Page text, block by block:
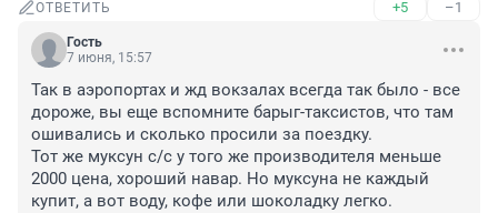
ОТВЕТИТЬ +5 –1
Гость
7 июня, 15:57
Так в аэропортах и жд вокзалах всегда так было - все
дороже, вы еще вспомните барыг-таксистов, что там
ошивались и сколько просили за поездку.
Тот же муксун с/с у того же производителя меньше
2000 цена, хороший навар. Но муксуна не каждый
купит, а вот воду, кофе или шоколадку легко.